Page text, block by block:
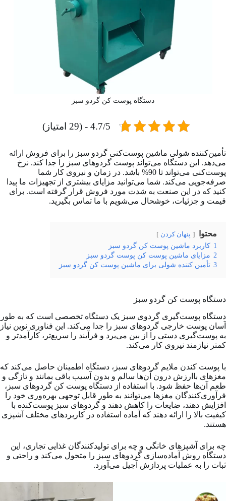
دستگاه پوست کن گردو سبز
4.7/5 - (29 امتیاز)
تأمین‌کننده شولی ماشین پوست‌کنی گردو سبز را برای فروش ارائه
می‌دهد. این دستگاه می‌تواند پوست گردوهای سبز را جدا کند. نرخ
پوست‌کنی می‌تواند تا 90% باشد. در زمان و نیروی کار شما
صرفه‌جویی می‌کند. شما می‌توانید مزایای بیشتری از تجهیزات ما پیدا
کنید که در این صنعت به شدت مورد فروش قرار گرفته است. برای
قیمت و جزئیات، خوشحال می‌شویم با ما تماس بگیرید.
محتوا پنهان کردن
1 کاربرد ماشین پوست کن گردو سبز
2 مزایای ماشین پوست کن پوست گردو سبز
3 تأمین کننده شولی برای ماشین پوست کن گردو سبز
دستگاه پوست کن گردو سبز
دستگاه پوست‌گیری گردوی سبز یک دستگاه تخصصی است که به طور
آسان پوست خارجی گردوهای سبز را جدا می‌کند. این فناوری نوین نیاز
به پوست‌گیری دستی را از بین می‌برد و فرآیند را سریع‌تر، کارآمدتر و
کمتر نیازمند نیروی کار می‌کند.
با پوست کندن ملایم گردوهای سبز، دستگاه اطمینان حاصل می‌کند که
مغزهای باارزش درون آن‌ها سالم و بدون آسیب باقی بمانند و تازگی و
طعم آن‌ها حفظ شود. با استفاده از دستگاه پوست کن گردوهای سبز،
فرآوری‌کنندگان مغزها می‌توانند به طور قابل توجهی بهره‌وری خود را
افزایش دهند، ضایعات را کاهش دهند و گردوهای سبز پوست‌کنده با
کیفیت بالا را ارائه دهند که آماده استفاده در کاربردهای مختلف آشپزی
هستند.
چه برای آشپزهای خانگی و چه برای تولیدکنندگان غذایی تجاری، این
دستگاه روش آماده‌سازی گردوهای سبز را متحول می‌کند و راحتی و
ثبات را به عملیات پردازش آجیل می‌آورد.